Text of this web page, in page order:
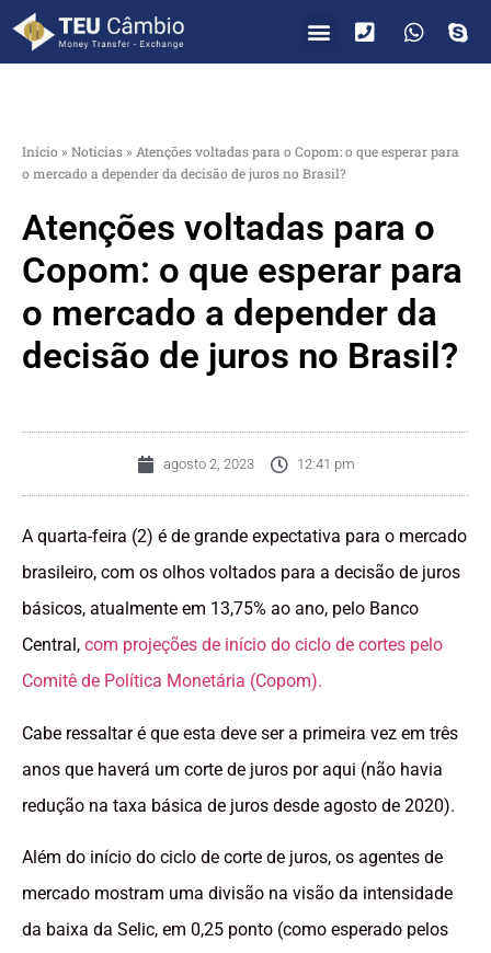
Início » Notícias » Atenções voltadas para o Copom: o que esperar para
o mercado a depender da decisão de juros no Brasil?
Atenções voltadas para o
Copom: o que esperar para
o mercado a depender da
decisão de juros no Brasil?
agosto 2, 2023 12:41 pm
A quarta-feira (2) é de grande expectativa para o mercado
brasileiro, com os olhos voltados para a decisão de juros
básicos, atualmente em 13,75% ao ano, pelo Banco
Central, com projeções de início do ciclo de cortes pelo
Comitê de Política Monetária (Copom).
Cabe ressaltar é que esta deve ser a primeira vez em três
anos que haverá um corte de juros por aqui (não havia
redução na taxa básica de juros desde agosto de 2020).
Além do início do ciclo de corte de juros, os agentes de
mercado mostram uma divisão na visão da intensidade
da baixa da Selic, em 0,25 ponto (como esperado pelos